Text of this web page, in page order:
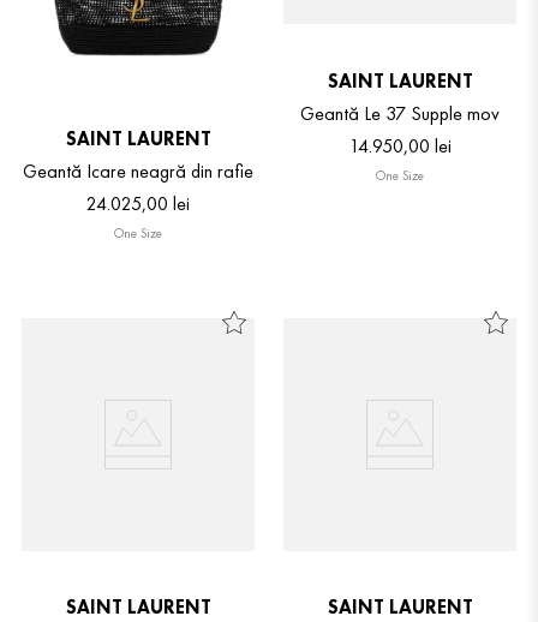
SAINT LAURENT
Geantă Icare neagră din rafie
24.025,00 lei
One Size
SAINT LAURENT
Geantă Le 37 Supple mov
14.950,00 lei
One Size
SAINT LAURENT
SAINT LAURENT